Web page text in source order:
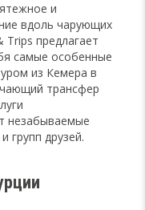
и
вдоль чарующих
предлагает
самые особенные
из Кемера в
трансфер
незабываемые
групп друзей.